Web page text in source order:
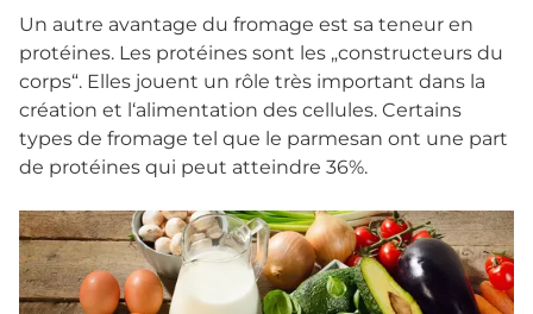
Un autre avantage du fromage est sa teneur en
protéines. Les protéines sont les „constructeurs du
corps“. Elles jouent un rôle très important dans la
création et l‘alimentation des cellules. Certains
types de fromage tel que le parmesan ont une part
de protéines qui peut atteindre 36%.